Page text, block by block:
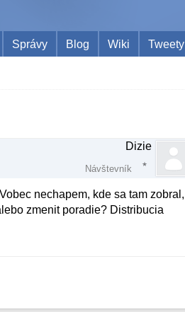
Správy Blog Wiki Tweety
Dizie
Návštevník
nechapem, kde sa tam zobral,
zmenit poradie? Distribucia